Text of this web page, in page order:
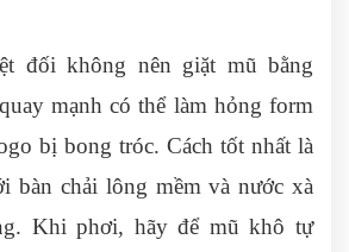
đối không nên giặt mũ bằng
mạnh có thể làm hỏng form
bị bong tróc. Cách tốt nhất là
bàn chải lông mềm và nước xà
Khi phơi, hãy để mũ khô tự